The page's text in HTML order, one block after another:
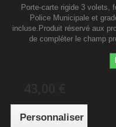
Porte-carte rigide 3 volets,
Police Municipale et
incluse.Produit réservé aux
de compléter le champ
Personnaliser